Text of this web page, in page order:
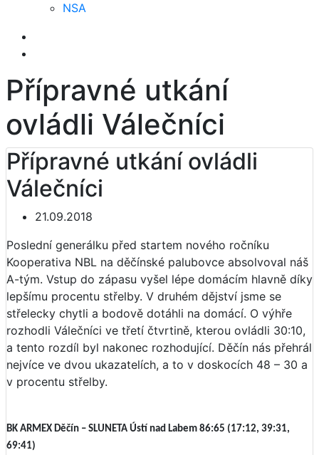
NSA
Přípravné utkání
ovládli Válečníci
Přípravné utkání ovládli
Válečníci
21.09.2018
Poslední generálku před startem nového ročníku
Kooperativa NBL na děčínské palubovce absolvoval náš
A-tým. Vstup do zápasu vyšel lépe domácím hlavně díky
lepšímu procentu střelby. V druhém dějství jsme se
střelecky chytli a bodově dotáhli na domácí. O výhře
rozhodli Válečníci ve třetí čtvrtině, kterou ovládli 30:10,
a tento rozdíl byl nakonec rozhodující. Děčín nás přehrál
nejvíce ve dvou ukazatelích, a to v doskocích 48 – 30 a
v procentu střelby.
BK ARMEX Děčín – SLUNETA Ústí nad Labem 86:65 (17:12, 39:31,
69:41)